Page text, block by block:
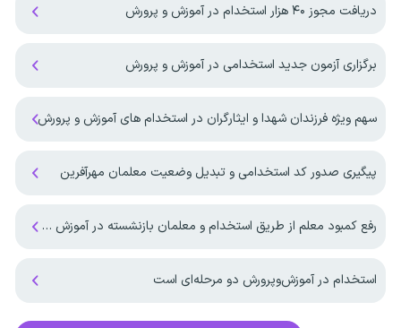
دریافت مجوز ۴۰ هزار استخدام در آموزش و پرورش
برگزاری آزمون جدید استخدامی در آموزش و پرورش
سهم ویژه فرزندان شهدا و ایثارگران در استخدام های آموزش و پرورش
پیگیری صدور کد استخدامی و تبدیل وضعیت معلمان مهرآفرین
رفع کمبود معلم از طریق استخدام و معلمان بازنشسته در آموزش و پرورش
استخدام در آموزش‌و‌پرورش دو مرحله‌ای است